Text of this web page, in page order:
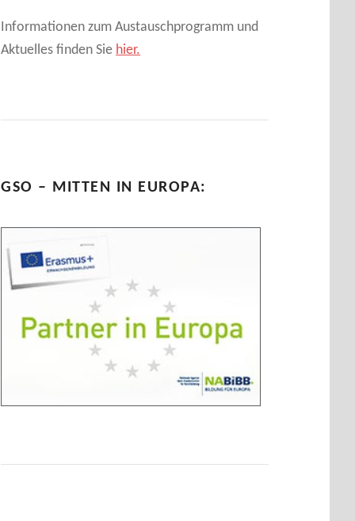
Informationen zum Austauschprogramm und
Aktuelles finden Sie hier.
GSO – MITTEN IN EUROPA: